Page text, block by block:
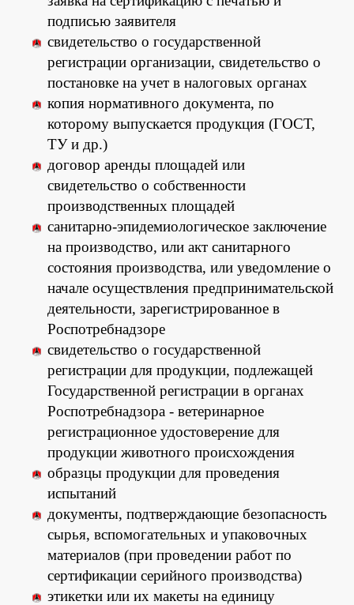
подписью заявителя
свидетельство о государственной
регистрации организации, свидетельство о
постановке на учет в налоговых органах
копия нормативного документа, по
которому выпускается продукция (ГОСТ,
ТУ и др.)
договор аренды площадей или
свидетельство о собственности
производственных площадей
санитарно-эпидемиологическое заключение
на производство, или акт санитарного
состояния производства, или уведомление о
начале осуществления предпринимательской
деятельности, зарегистрированное в
Роспотребнадзоре
свидетельство о государственной
регистрации для продукции, подлежащей
Государственной регистрации в органах
Роспотребнадзора - ветеринарное
регистрационное удостоверение для
продукции животного происхождения
образцы продукции для проведения
испытаний
документы, подтверждающие безопасность
сырья, вспомогательных и упаковочных
материалов (при проведении работ по
сертификации серийного производства)
этикетки или их макеты на единицу